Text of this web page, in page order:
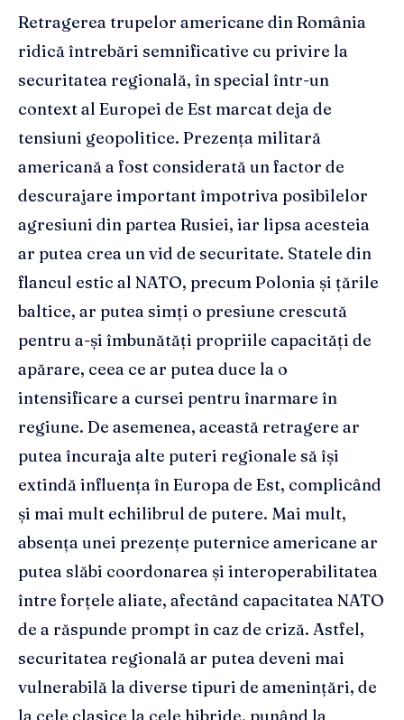
Retragerea trupelor americane din România
ridică întrebări semnificative cu privire la
securitatea regională, în special într-un
context al Europei de Est marcat deja de
tensiuni geopolitice. Prezența militară
americană a fost considerată un factor de
descurajare important împotriva posibilelor
agresiuni din partea Rusiei, iar lipsa acesteia
ar putea crea un vid de securitate. Statele din
flancul estic al NATO, precum Polonia și țările
baltice, ar putea simți o presiune crescută
pentru a-și îmbunătăți propriile capacități de
apărare, ceea ce ar putea duce la o
intensificare a cursei pentru înarmare în
regiune. De asemenea, această retragere ar
putea încuraja alte puteri regionale să își
extindă influența în Europa de Est, complicând
și mai mult echilibrul de putere. Mai mult,
absența unei prezențe puternice americane ar
putea slăbi coordonarea și interoperabilitatea
între forțele aliate, afectând capacitatea NATO
de a răspunde prompt în caz de criză. Astfel,
securitatea regională ar putea deveni mai
vulnerabilă la diverse tipuri de amenințări, de
la cele clasice la cele hibride, punând la